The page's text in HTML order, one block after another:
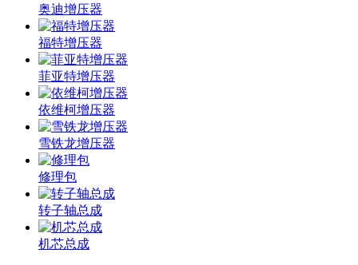
奥迪增压器
福特增压器
菲亚特增压器
依维柯增压器
雪铁龙增压器
修理包
转子轴总成
机芯总成